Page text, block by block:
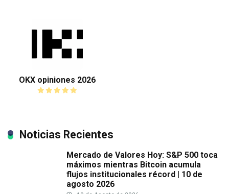
OKX opiniones 2026
Noticias Recientes
Mercado de Valores Hoy: S&P 500 toca
máximos mientras Bitcoin acumula
flujos institucionales récord | 10 de
agosto 2026